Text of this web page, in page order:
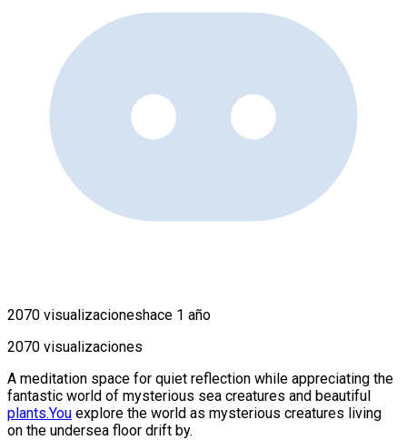
2070 visualizacioneshace 1 año
2070 visualizaciones
A meditation space for quiet reflection while appreciating the
fantastic world of mysterious sea creatures and beautiful
plants.You explore the world as mysterious creatures living
on the undersea floor drift by.